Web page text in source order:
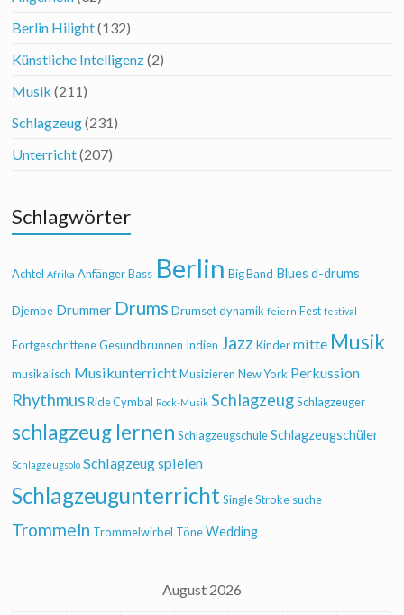
Berlin Hilight(132)
Künstliche Intelligenz(2)
Musik (211)
Schlagzeug(231)
Unterricht(207)
Schlagwörter
Achtel Afrika Anfänger Bass Berlin Big Band Blues d-drums
Djembe Drummer Drums Drumset dynamik feiern Fest festival
Fortgeschrittene Gesundbrunnen Indien Jazz Kinder mitte Musik
musikalisch Musikunterricht Musizieren New York Perkussion
Rhythmus Ride Cymbal Rock-Musik Schlagzeug Schlagzeuger
schlagzeug lernen Schlagzeugschule Schlagzeugschüler
Schlagzeugsolo Schlagzeug spielen
Schlagzeugunterricht Single Stroke suche
Trommeln Trommelwirbel Töne Wedding
August 2026